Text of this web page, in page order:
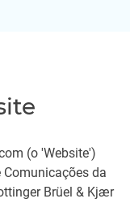
(o 'Website')
da
Brüel & Kjær